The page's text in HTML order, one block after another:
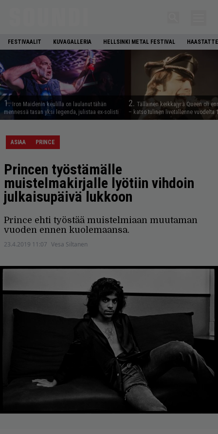
FESTIVAALIT KUVAGALLERIA HELLSINKI METAL FESTIVAL
1. Iron Maidenin keulilla on laulanut tähän
mennessä tasan yksi legenda, julistaa ex-solisti
2. Tällainen keikkajyrä Queen oli
– katso tulinen livetallenne vuodelta
ASIAA PRINCE
Princen työstämälle
muistelmakirjalle lyötiin vihdoin
julkaisupäivä lukkoon
Prince ehti työstää muistelmiaan muutaman
vuoden ennen kuolemaansa.
23.4.2019 11:07 Vesa Siltanen